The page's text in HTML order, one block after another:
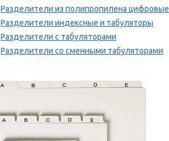
Разделители из полипропилена цифровые
Разделители индексные и табуляторы
Разделители с табуляторами
Разделители со сменными табуляторами